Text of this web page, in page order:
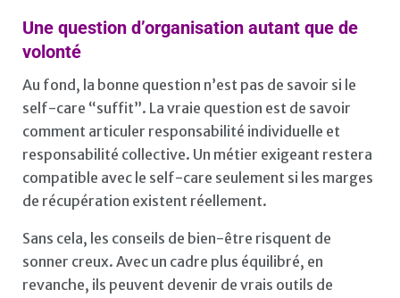
Une question d’organisation autant que de
volonté
Au fond, la bonne question n’est pas de savoir si le
self-care “suffit”. La vraie question est de savoir
comment articuler responsabilité individuelle et
responsabilité collective. Un métier exigeant restera
compatible avec le self-care seulement si les marges
de récupération existent réellement.
Sans cela, les conseils de bien-être risquent de
sonner creux. Avec un cadre plus équilibré, en
revanche, ils peuvent devenir de vrais outils de